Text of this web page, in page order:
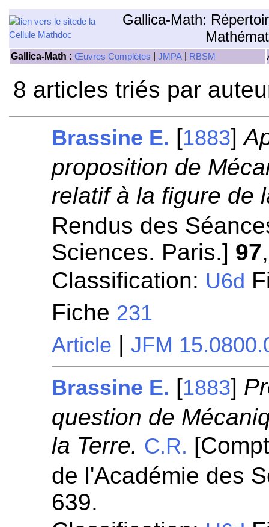
Gallica-Math:
Gallica-Math : Œuvres Complètes JMPA RBSM
8 articles triés par
Brassine E. [1883]
proposition de
relatif à la figure de
Rendus des
Sciences. Paris.] 97
Classification: U6d
Fiche 231
Article |JFM
Brassine E. [1883]
question de
la Terre. C.R.
de l'Académie des
639.